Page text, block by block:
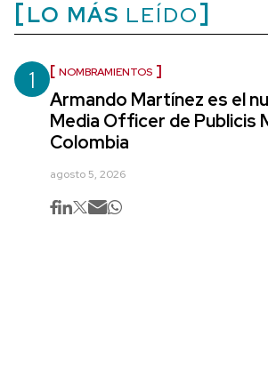
LO MÁS LEÍDO
1 NOMBRAMIENTOS
Armando Martínez es el
Media Officer de Publicis
Colombia
agosto 5, 2026